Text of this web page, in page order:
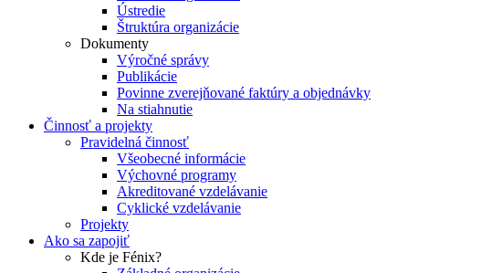
Ústredie
Štruktúra organizácie
Dokumenty
Výročné správy
Publikácie
Povinne zverejňované faktúry a objednávky
Na stiahnutie
Činnosť a projekty
Pravidelná činnosť
Všeobecné informácie
Výchovné programy
Akreditované vzdelávanie
Cyklické vzdelávanie
Projekty
Ako sa zapojiť
Kde je Fénix?